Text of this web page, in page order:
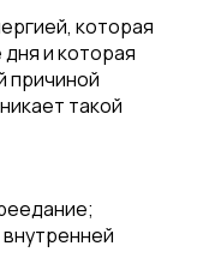
которая
и которая
причиной
такой